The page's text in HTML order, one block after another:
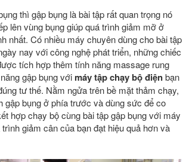
thì gập bụng là bài tập rất quan trọng nó
lên vùng bụng giúp quá trình giảm mỡ ở
nhất. Có nhiều máy chuyên dùng cho bài tập
nay với công nghệ phát triển, những chiếc
tích hợp thêm tính năng massage rung
gập bụng với máy tập chạy bộ điệnbạn
tư thế. Nằm ngửa trên bề mặt thảm chạy,
gập bụng ở phía trước và dùng sức để co
hợp chạy bộ cùng bài tập gập bụng với máy
giảm cân của bạn đạt hiệu quả hơn và